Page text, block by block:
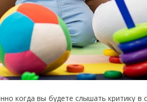
когда вы будете слышать критику